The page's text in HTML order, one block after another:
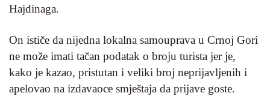
Hajdinaga.
On ističe da nijedna lokalna samouprava u Crnoj Gori
ne može imati tačan podatak o broju turista jer je,
kako je kazao, pristutan i veliki broj neprijavljenih i
apelovao na izdavaoce smještaja da prijave goste.